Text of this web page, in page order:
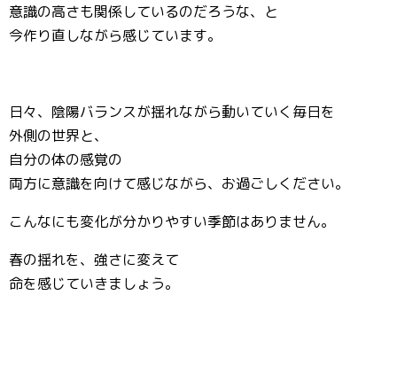
意識の高さも関係しているのだろうな、と
今作り直しながら感じています。
日々、陰陽バランスが揺れながら動いていく毎日を
外側の世界と、
自分の体の感覚の
両方に意識を向けて感じながら、お過ごしください。
こんなにも変化が分かりやすい季節はありません。
春の揺れを、強さに変えて
命を感じていきましょう。